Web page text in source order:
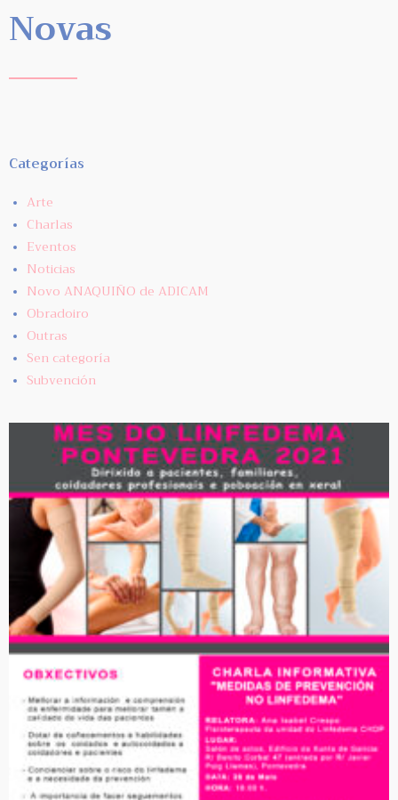
Novas
Categorías
Arte
Charlas
Eventos
Noticias
Novo ANAQUIÑO de ADICAM
Obradoiro
Outras
Sen categoría
Subvención